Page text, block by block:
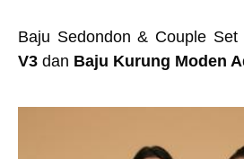
Baju Sedondon & Couple Set
V3 dan Baju Kurung Moden